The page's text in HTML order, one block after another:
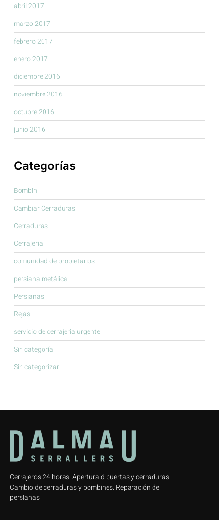
abril 2017
marzo 2017
febrero 2017
enero 2017
diciembre 2016
noviembre 2016
octubre 2016
junio 2016
Categorías
Bombin
Cambiar Cerraduras
Cerraduras
Cerrajeria
comunidad de propietarios
persiana metálica
Persianas
Rejas
servicio de cerrajeria urgente
Sin categoría
Sin categorizar
Cerrajeros 24 horas. Apertura d puertas y cerraduras.
Cambio de cerraduras y bombines. Reparación de
persianas